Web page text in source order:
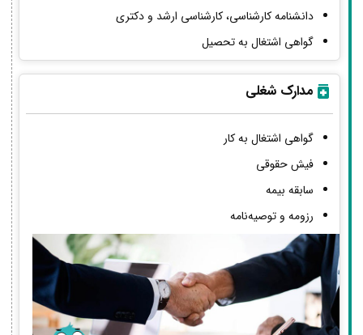
دانشنامه کارشناسی، کارشناسی ارشد و دکتری
گواهی اشتغال به تحصیل
مدارک شغلی
گواهی اشتغال به کار
فیش حقوقی
سابقه بیمه
رزومه و توصیه‌نامه